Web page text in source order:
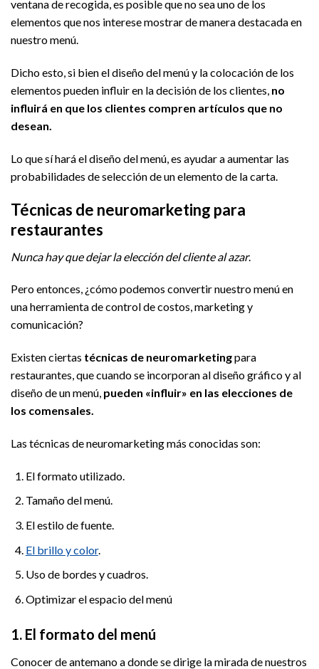
ventana de recogida, es posible que no sea uno de los
elementos que nos interese mostrar de manera destacada en
nuestro menú.
Dicho esto, si bien el diseño del menú y la colocación de los
elementos pueden influir en la decisión de los clientes, no
influirá en que los clientes compren artículos que no
desean.
Lo que sí hará el diseño del menú, es ayudar a aumentar las
probabilidades de selección de un elemento de la carta.
Técnicas de neuromarketing para
restaurantes
Nunca hay que dejar la elección del cliente al azar.
Pero entonces, ¿cómo podemos convertir nuestro menú en
una herramienta de control de costos, marketing y
comunicación?
Existen ciertas técnicas de neuromarketingpara
restaurantes, que cuando se incorporan al diseño gráfico y al
diseño de un menú, pueden «influir» en las elecciones de
los comensales.
Las técnicas de neuromarketing más conocidas son:
El formato utilizado.
Tamaño del menú.
El estilo de fuente.
El brillo y color.
Uso de bordes y cuadros.
Optimizar el espacio del menú
1. El formato del menú
Conocer de antemano a donde se dirige la mirada de nuestros